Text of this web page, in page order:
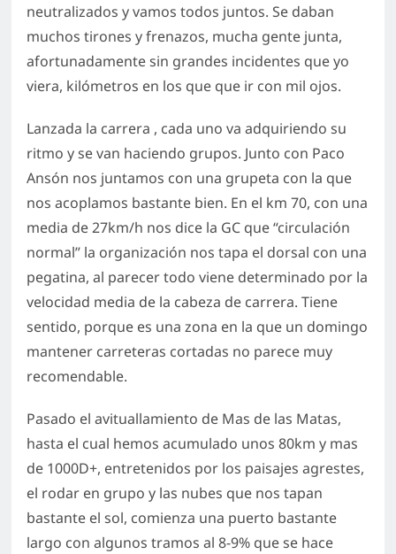
neutralizados y vamos todos juntos. Se daban
muchos tirones y frenazos, mucha gente junta,
afortunadamente sin grandes incidentes que yo
viera, kilómetros en los que que ir con mil ojos.
Lanzada la carrera , cada uno va adquiriendo su
ritmo y se van haciendo grupos. Junto con Paco
Ansón nos juntamos con una grupeta con la que
nos acoplamos bastante bien. En el km 70, con una
media de 27km/h nos dice la GC que “circulación
normal” la organización nos tapa el dorsal con una
pegatina, al parecer todo viene determinado por la
velocidad media de la cabeza de carrera. Tiene
sentido, porque es una zona en la que un domingo
mantener carreteras cortadas no parece muy
recomendable.
Pasado el avituallamiento de Mas de las Matas,
hasta el cual hemos acumulado unos 80km y mas
de 1000D+, entretenidos por los paisajes agrestes,
el rodar en grupo y las nubes que nos tapan
bastante el sol, comienza una puerto bastante
largo con algunos tramos al 8-9% que se hace